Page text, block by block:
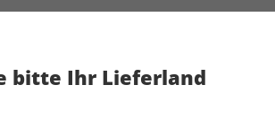
Kast über Vitamine,
wirklich braucht für ein
bitte Ihr Lieferland